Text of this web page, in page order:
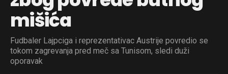
mišića
Fudbaler Lajpciga i reprezentativac Austrije povredio se
tokom zagrevanja pred meč sa Tunisom, sledi duži
oporavak